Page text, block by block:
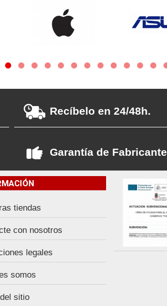
Recíbelo en 24/48h.
Garantía de Fabricante
tiendas
con nosotros
legales
somos
sitio